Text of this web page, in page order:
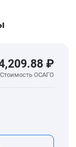
₽
Стоимость ОСАГО